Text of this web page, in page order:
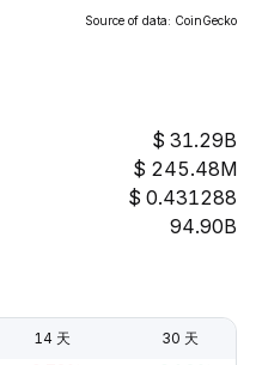
Source of data: CoinGecko
31.29B
245.48M
0.431288
94.90B
14 天 30 天